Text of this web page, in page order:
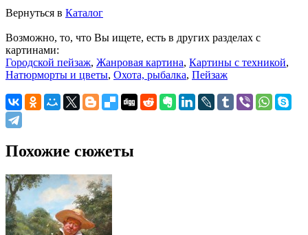
Вернуться в Каталог
Возможно, то, что Вы ищете, есть в других разделах с
картинами:
Городской пейзаж, Жанровая картина, Картины с техникой,
Натюрморты и цветы, Охота, рыбалка, Пейзаж
Похожие сюжеты